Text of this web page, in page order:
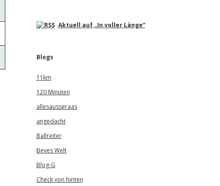
Aktuell auf „In voller Länge“
Blogs
11km
120 Minuten
allesausseraas
angedacht
Ballreiter
Beves Welt
Blog-G
Check von hinten